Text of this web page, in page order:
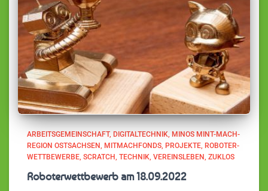
ARBEITSGEMEINSCHAFT DIGITALTECHNIK MINOS MINT-MACH-
REGION OSTSACHSEN
MITMACHFONDS PROJEKTE ROBOTER-
WETTBEWERBE SCRATCH TECHNIK VEREINSLEBEN ZUKLOS
Roboterwettbewerb am 18.09.2022